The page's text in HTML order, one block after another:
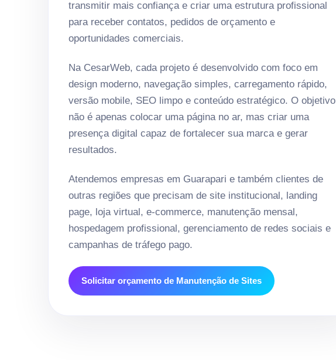
transmitir mais confiança e criar uma estrutura profissional
para receber contatos, pedidos de orçamento e
oportunidades comerciais.
Na CesarWeb, cada projeto é desenvolvido com foco em
design moderno, navegação simples, carregamento rápido,
versão mobile, SEO limpo e conteúdo estratégico. O objetivo
não é apenas colocar uma página no ar, mas criar uma
presença digital capaz de fortalecer sua marca e gerar
resultados.
Atendemos empresas em Guarapari e também clientes de
outras regiões que precisam de site institucional, landing
page, loja virtual, e-commerce, manutenção mensal,
hospedagem profissional, gerenciamento de redes sociais e
campanhas de tráfego pago.
Solicitar orçamento de Manutenção de Sites